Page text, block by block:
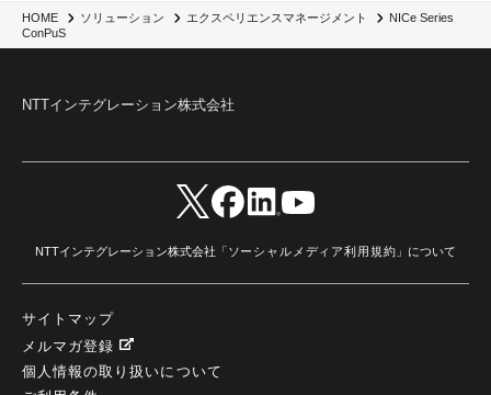
HOME ソリューション エクスペリエンスマネージメント
NICe Series
ConPuS
NTTインテグレーション株式会社
NTTインテグレーション株式会社「ソーシャルメディア利用規約 」について
サイトマップ
メルマガ登録
個人情報の取り扱いについて